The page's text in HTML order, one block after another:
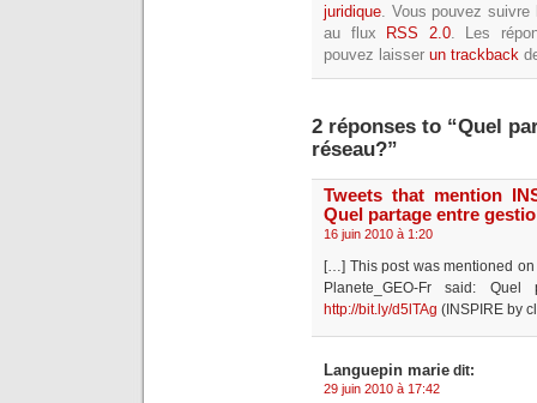
juridique . Vous pouvez
au flux RSS 2.0. Les
pouvez laisser un trackback
2 réponses to “Quel
réseau?”
Tweets that mention
Quel partage entre
16 juin 2010 à 1:20
[…] This post was mentioned on
Planete_GEO-Fr said:
http://bit.ly/d5lTAg (INSPIRE by
Languepin marie dit:
29 juin 2010 à 17:42